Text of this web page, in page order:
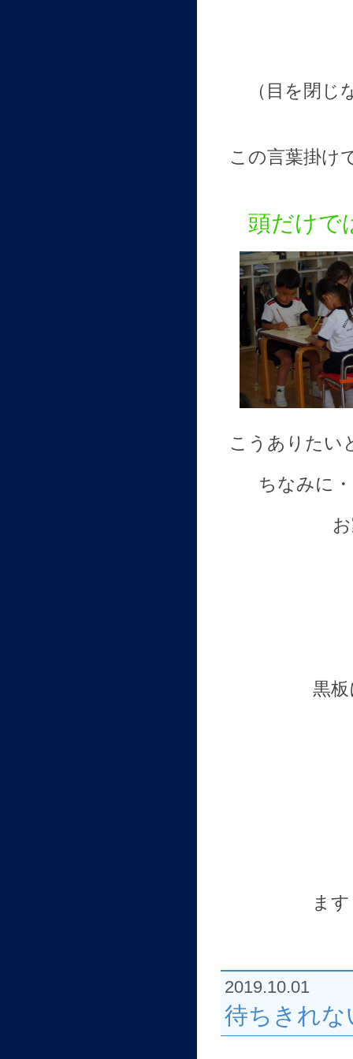
（目を閉
この言葉掛け
頭だけで
こうありたい
ちなみに
黒
ま
2019.10.01
待ちきれな